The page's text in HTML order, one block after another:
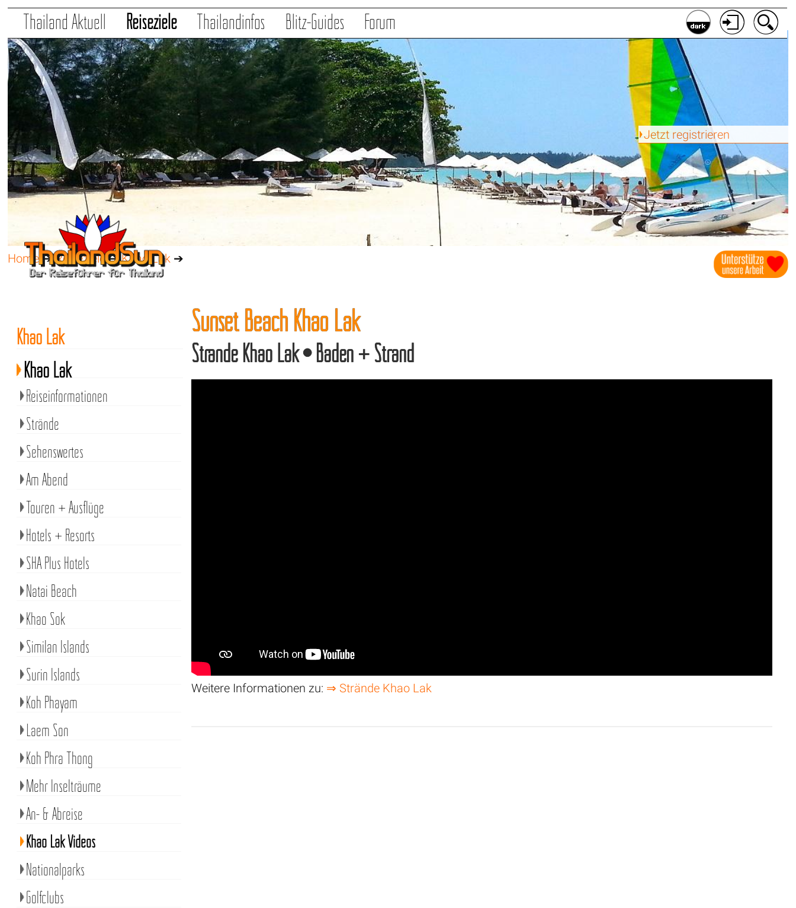
Thailand Aktuell Reiseziele Thailandinfos Blitz-Guides Forum
Jetzt registrieren
Home➔Reiseziele➔Khao Lak ➔
Sunset Beach Khao Lak
Strände Khao Lak • Baden + Strand
Weitere Informationen zu: ⇒ Strände Khao Lak
Khao Lak
Khao Lak
Reiseinformationen
Strände
Sehenswertes
Am Abend
Touren + Ausflüge
Hotels + Resorts
SHA Plus Hotels
Natai Beach
Khao Sok
Similan Islands
Surin Islands
Koh Phayam
Laem Son
Koh Phra Thong
Mehr Inselträume
An- & Abreise
Khao Lak Videos
Nationalparks
Golfclubs